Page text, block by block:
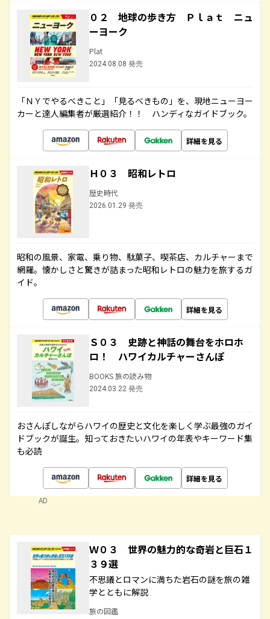
０２ 地球の歩き方 Ｐｌａｔ ニュ
ーヨーク
Plat
2024.08.08 発売
「ＮＹでやるべきこと」「見るべきもの」を、現地ニューヨー
カーと達人編集者が厳選紹介！！ ハンディなガイドブック。
詳細を見る
Ｈ０３ 昭和レトロ
歴史時代
2026.01.29 発売
昭和の風景、家電、乗り物、駄菓子、喫茶店、カルチャーまで
網羅。懐かしさと驚きが詰まった昭和レトロの魅力を旅するガ
イド。
詳細を見る
Ｓ０３ 史跡と神話の舞台をホロホ
ロ！ ハワイカルチャーさんぽ
BOOKS 旅の読み物
2024.03.22 発売
おさんぽしながらハワイの歴史と文化を楽しく学ぶ最強のガイ
ドブックが誕生。知っておきたいハワイの年表やキーワード集
も必読
詳細を見る
AD
Ｗ０３ 世界の魅力的な奇岩と巨石１
３９選
不思議とロマンに満ちた岩石の謎を旅の雑
学とともに解説
旅の図鑑